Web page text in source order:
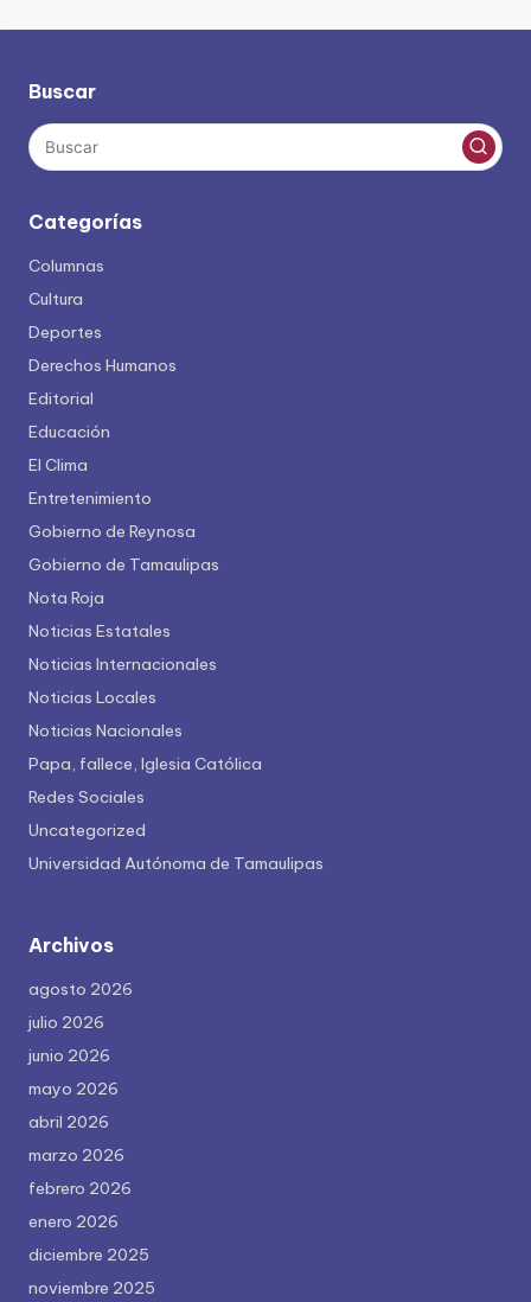
Buscar
Categorías
Columnas
Cultura
Deportes
Derechos Humanos
Editorial
Educación
El Clima
Entretenimiento
Gobierno de Reynosa
Gobierno de Tamaulipas
Nota Roja
Noticias Estatales
Noticias Internacionales
Noticias Locales
Noticias Nacionales
Papa, fallece, Iglesia Católica
Redes Sociales
Uncategorized
Universidad Autónoma de Tamaulipas
Archivos
agosto 2026
julio 2026
junio 2026
mayo 2026
abril 2026
marzo 2026
febrero 2026
enero 2026
diciembre 2025
noviembre 2025